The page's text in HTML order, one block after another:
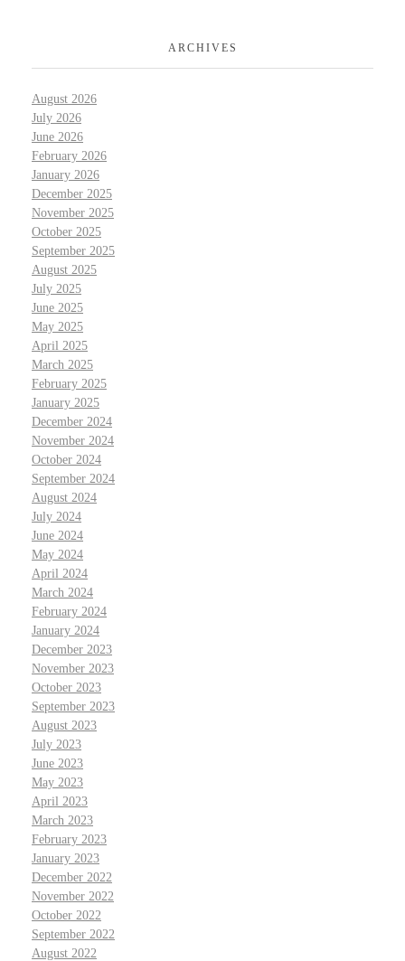
ARCHIVES
August 2026
July 2026
June 2026
February 2026
January 2026
December 2025
November 2025
October 2025
September 2025
August 2025
July 2025
June 2025
May 2025
April 2025
March 2025
February 2025
January 2025
December 2024
November 2024
October 2024
September 2024
August 2024
July 2024
June 2024
May 2024
April 2024
March 2024
February 2024
January 2024
December 2023
November 2023
October 2023
September 2023
August 2023
July 2023
June 2023
May 2023
April 2023
March 2023
February 2023
January 2023
December 2022
November 2022
October 2022
September 2022
August 2022